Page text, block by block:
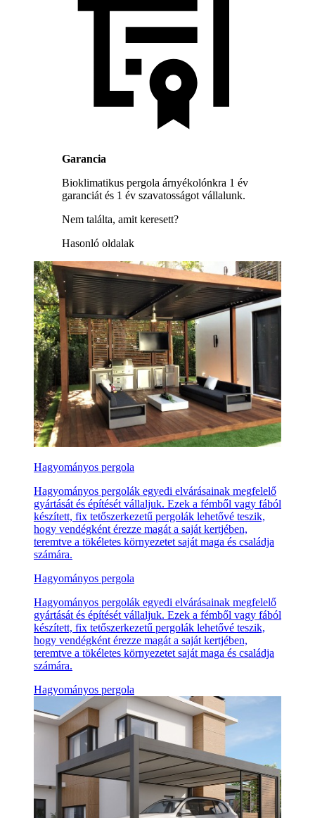
Garancia
Bioklimatikus pergola árnyékolónkra 1 év
garanciát és 1 év szavatosságot vállalunk.
Nem találta, amit keresett?
Hasonló oldalak
Hagyományos pergola
Hagyományos pergolák egyedi elvárásainak megfelelő
gyártását és építését vállaljuk. Ezek a fémből vagy fából
készített, fix tetőszerkezetű pergolák lehetővé teszik,
hogy vendégként érezze magát a saját kertjében,
teremtve a tökéletes környezetet saját maga és családja
számára.
Hagyományos pergola
Hagyományos pergolák egyedi elvárásainak megfelelő
gyártását és építését vállaljuk. Ezek a fémből vagy fából
készített, fix tetőszerkezetű pergolák lehetővé teszik,
hogy vendégként érezze magát a saját kertjében,
teremtve a tökéletes környezetet saját maga és családja
számára.
Hagyományos pergola